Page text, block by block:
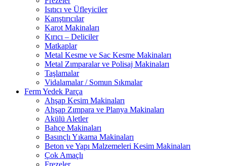
Isıtıcı ve Üfleyiciler
Karıştırıcılar
Karot Makinaları
Kırıcı – Deliciler
Matkaplar
Metal Kesme ve Sac Kesme Makinaları
Metal Zımparalar ve Polisaj Makinaları
Taşlamalar
Vidalamalar / Somun Sıkmalar
Ferm Yedek Parça
Ahşap Kesim Makinaları
Ahşap Zımpara ve Planya Makinaları
Akülü Aletler
Bahçe Makinaları
Basınçlı Yıkama Makinaları
Beton ve Yapı Malzemeleri Kesim Makinaları
Çok Amaçlı
Frezeler